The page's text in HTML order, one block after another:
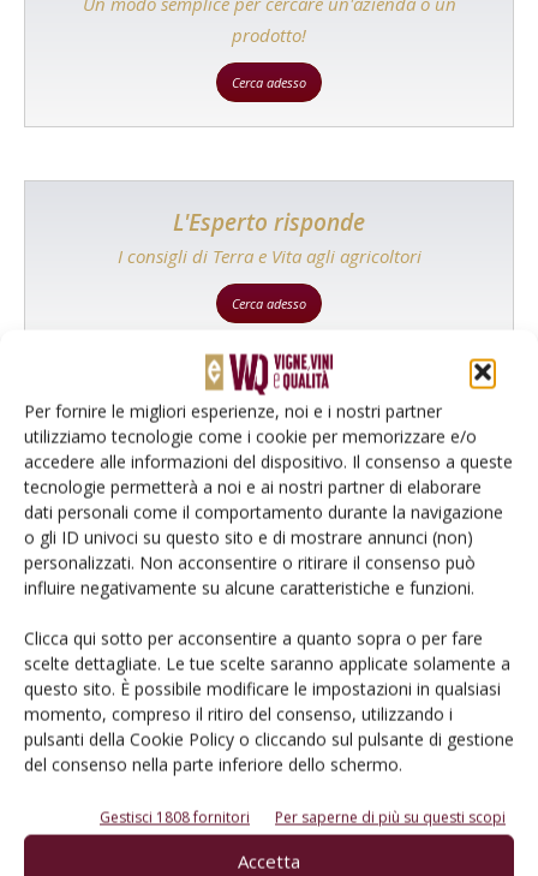
Per fornire le migliori esperienze, noi e i nostri partner
utilizziamo tecnologie come i cookie per memorizzare e/o
accedere alle informazioni del dispositivo. Il consenso a queste
tecnologie permetterà a noi e ai nostri partner di elaborare
dati personali come il comportamento durante la navigazione
o gli ID univoci su questo sito e di mostrare annunci (non)
personalizzati. Non acconsentire o ritirare il consenso può
influire negativamente su alcune caratteristiche e funzioni.
Clicca qui sotto per acconsentire a quanto sopra o per fare
scelte dettagliate. Le tue scelte saranno applicate solamente a
questo sito. È possibile modificare le impostazioni in qualsiasi
momento, compreso il ritiro del consenso, utilizzando i
pulsanti della Cookie Policy o cliccando sul pulsante di gestione
del consenso nella parte inferiore dello schermo.
Gestisci 1808 fornitori Per saperne di più su questi scopi
Accetta
prodotto!
Cerca adesso
L'Esperto risponde
I consigli di Terra e Vita agli agricoltori
Cerca adesso
Rimani aggiornato sul mondo
dell’agricoltura
Iscriviti alle nostre newsletter